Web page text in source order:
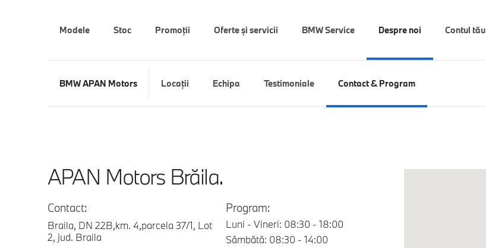
Modele Stoc Promoții Oferte şi servicii BMW Service Despre noi Contul tău
BMW APAN Motors Locaţii Echipa Testimoniale Contact & Program
APAN Motors Brăila.
Contact:
Braila, DN 22B,km. 4,parcela 37/1, Lot
2, jud. Braila
Program:
Luni - Vineri: 08:30 - 18:00
Sâmbătă: 08:30 - 14:00